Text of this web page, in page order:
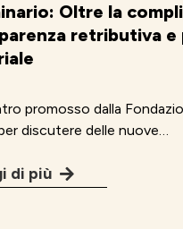
Oltre la
retributiva e
promosso dalla
discutere delle nuove…
di più